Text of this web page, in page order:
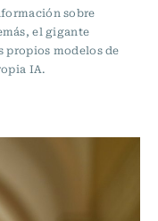
sobre
el gigante
propios modelos de
IA.